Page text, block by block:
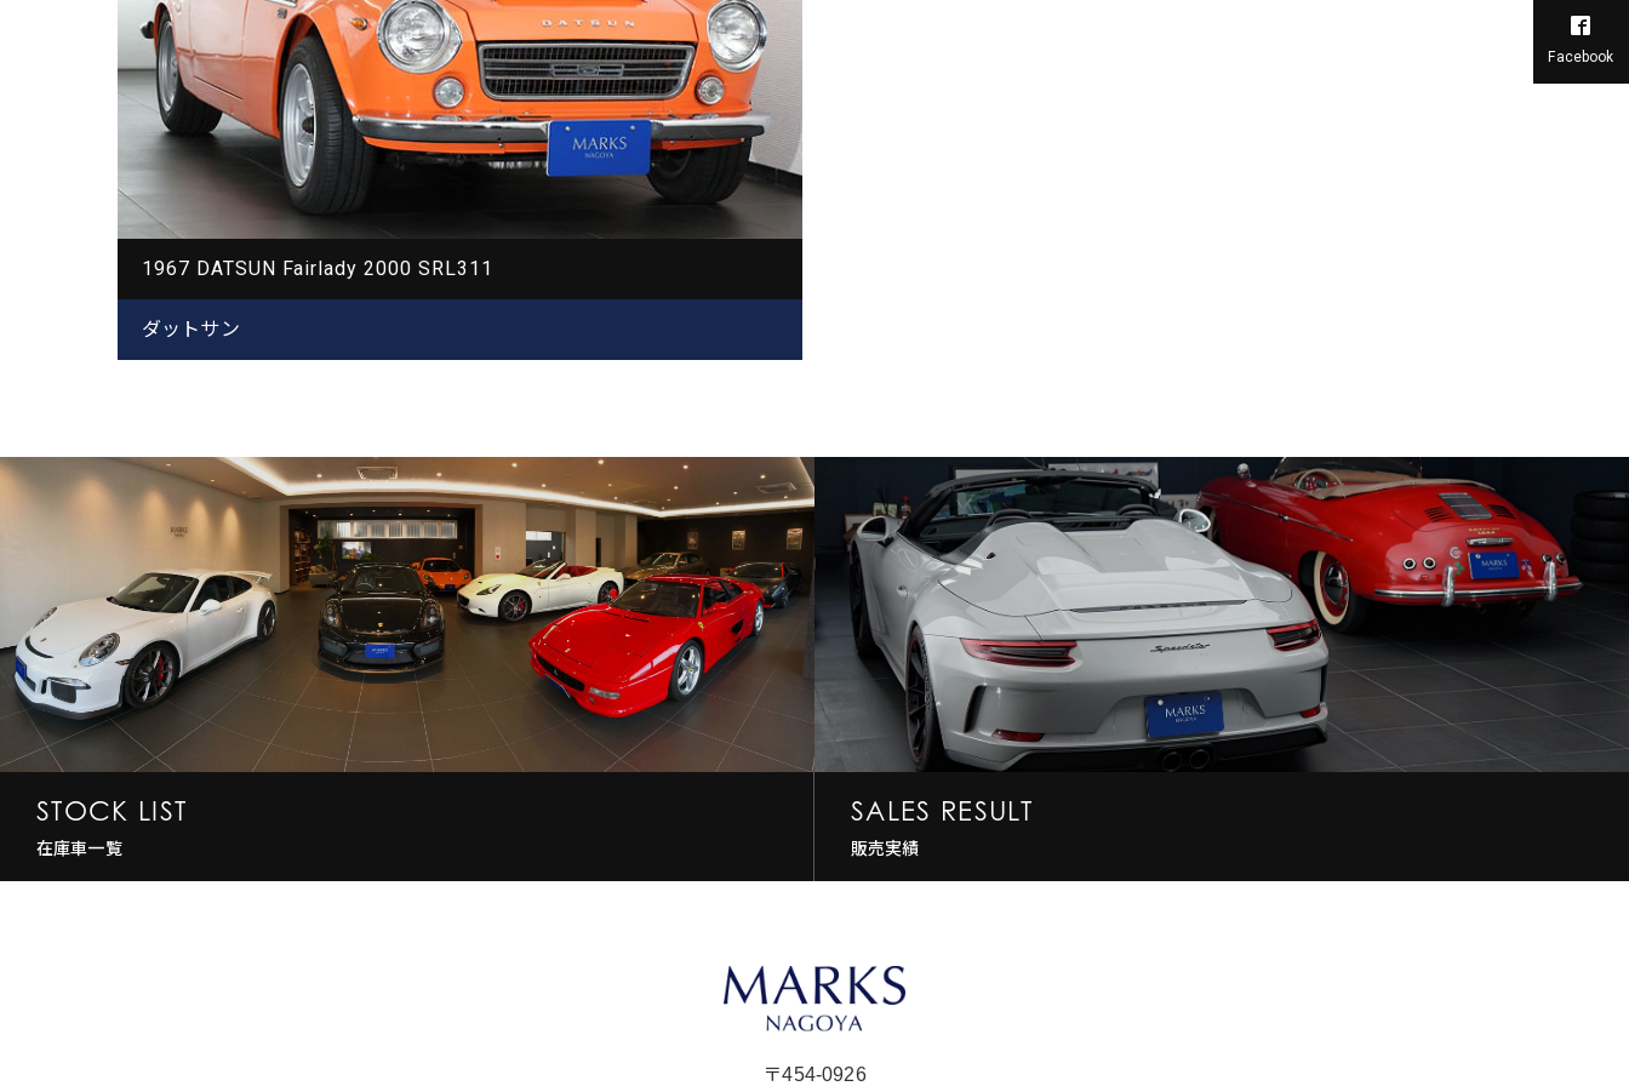
1967 DATSUN Fairlady 2000 SRL311
ダットサン
STOCK LIST
在庫車一覧
SALES RESULT
販売実績
〒454-0926
Facebook